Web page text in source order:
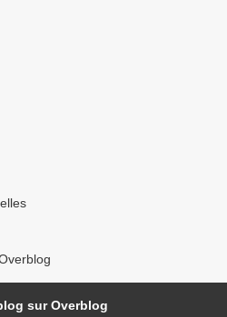
sur Overblog